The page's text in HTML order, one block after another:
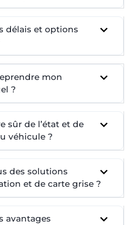
délais et options
mon
?
sûr de l’état et de
véhicule ?
des solutions
et de carte grise ?
avantages